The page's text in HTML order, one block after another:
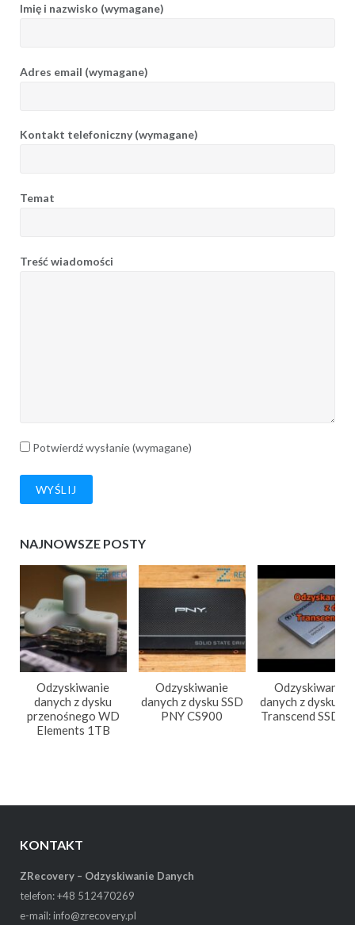
Imię i nazwisko (wymagane)
Adres email (wymagane)
Kontakt telefoniczny (wymagane)
Temat
Treść wiadomości
Potwierdź wysłanie (wymagane)
NAJNOWSZE POSTY
Odzyskiwanie
danych z dysku
przenośnego WD
Elements 1TB
Odzyskiwanie
danych z dysku SSD
PNY CS900
Odzyskiwanie
danych z dysku
Transcend
KONTAKT
ZRecovery – Odzyskiwanie Danych
telefon: +48 512470269
e-mail: info@zrecovery.pl